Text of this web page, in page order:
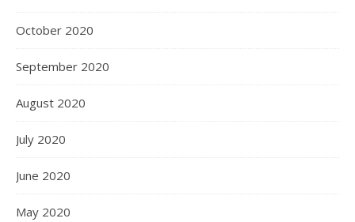
October 2020
September 2020
August 2020
July 2020
June 2020
May 2020